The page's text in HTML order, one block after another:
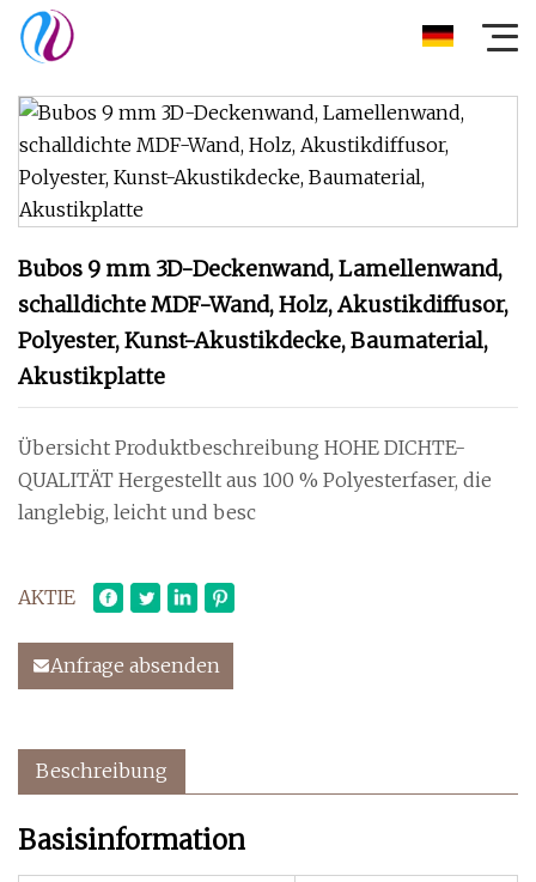
Bubos 9 mm 3D-Deckenwand, Lamellenwand,
schalldichte MDF-Wand, Holz, Akustikdiffusor,
Polyester, Kunst-Akustikdecke, Baumaterial,
Akustikplatte
Übersicht Produktbeschreibung HOHE DICHTE-
QUALITÄT Hergestellt aus 100 % Polyesterfaser, die
langlebig, leicht und besc
AKTIE
Anfrage absenden
Beschreibung
Basisinformation